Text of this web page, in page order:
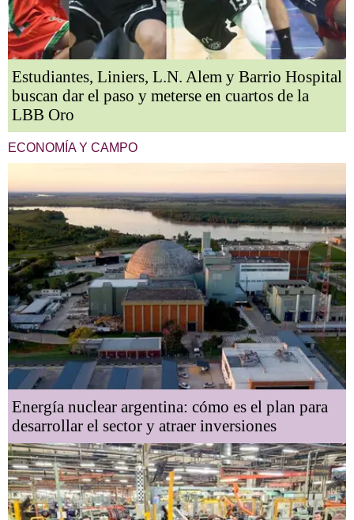
Estudiantes, Liniers, L.N. Alem y Barrio Hospital
buscan dar el paso y meterse en cuartos de la
LBB Oro
ECONOMÍA Y CAMPO
Energía nuclear argentina: cómo es el plan para
desarrollar el sector y atraer inversiones